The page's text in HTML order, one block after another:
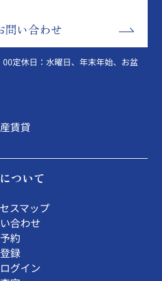
問い合わせ
00定休日：水曜日、年末年始、お盆
賃貸
ついて
スマップ
合わせ
約
録
グイン